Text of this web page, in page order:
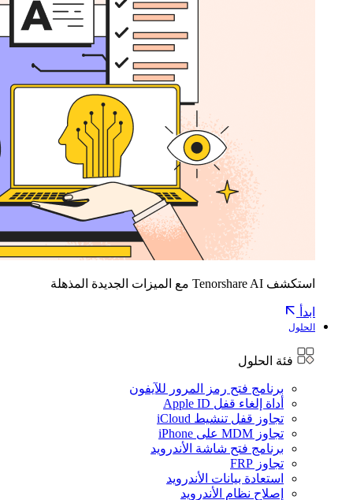
استكشف Tenorshare AI مع الميزات الجديدة المذهلة
ابدأ
الحلول
فئة الحلول
برنامج فتح رمز المرور للآيفون
أداة إلغاء قفل Apple ID
تجاوز قفل تنشيط iCloud
تجاوز MDM على iPhone
برنامج فتح شاشة الأندرويد
تجاوز FRP
استعادة بيانات الأندرويد
إصلاح نظام الأندرويد